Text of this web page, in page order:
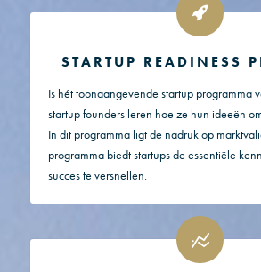
STARTUP READINESS
Is hét toonaangevende startup programma
startup founders leren hoe ze hun ideeën
In dit programma ligt de nadruk op
programma biedt startups de essentiële
succes te versnellen.